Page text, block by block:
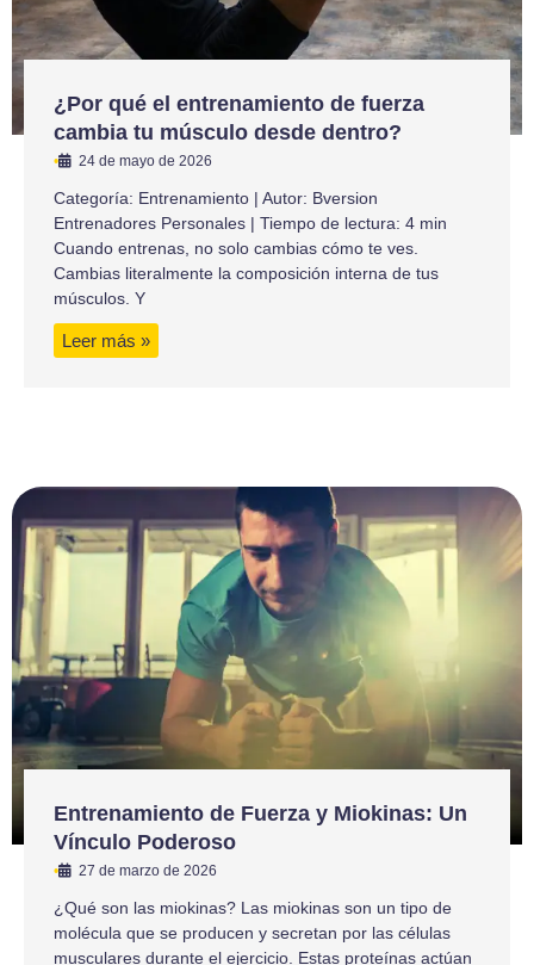
¿Por qué el entrenamiento de fuerza
cambia tu músculo desde dentro?
• 24 de mayo de 2026
Categoría: Entrenamiento | Autor: Bversion
Entrenadores Personales | Tiempo de lectura: 4 min
Cuando entrenas, no solo cambias cómo te ves.
Cambias literalmente la composición interna de tus
músculos. Y
Leer más »
Entrenamiento de Fuerza y Miokinas: Un
Vínculo Poderoso
• 27 de marzo de 2026
¿Qué son las miokinas? Las miokinas son un tipo de
molécula que se producen y secretan por las células
musculares durante el ejercicio. Estas proteínas actúan